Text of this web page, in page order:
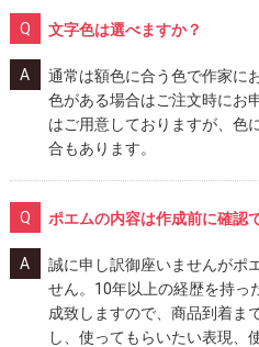
文字色は選べますか？
通常は額色に合う色で作家に
色がある場合はご注文時にお
はご用意しておりますが、色
合もあります。
ポエムの内容は作成前に確認
誠に申し訳御座いませんがポ
せん。10年以上の経歴を持っ
成致しますので、商品到着ま
し、使ってもらいたい表現、